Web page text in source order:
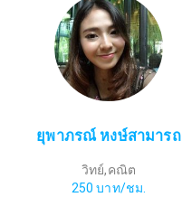
ยุพาภรณ์ หงษ์สามารถ
วิทย์,คณิต
250 บาท/ชม.